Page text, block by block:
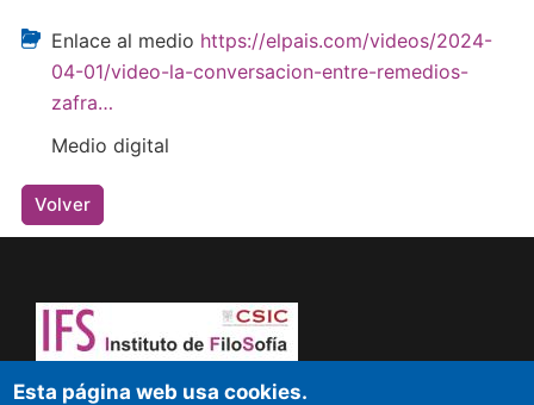
Enlace al medio https://elpais.com/videos/2024-
04-01/video-la-conversacion-entre-remedios-
zafra…
Medio digital
Volver
¡Atrévete a pensar! Sapere aude
Esta página web usa cookies.